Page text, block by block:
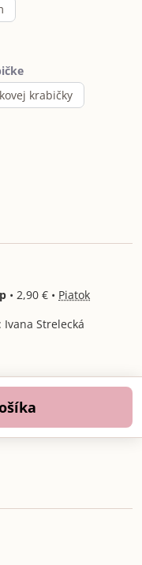
krabičky
• 2,90 € • Piatok
Ivana Strelecká